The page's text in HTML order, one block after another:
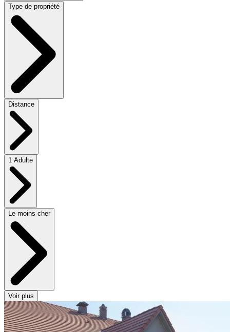
Type de propriété
Distance
1 Adulte
Le moins cher
Voir plus